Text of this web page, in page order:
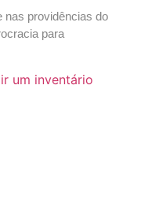
nas providências do
para